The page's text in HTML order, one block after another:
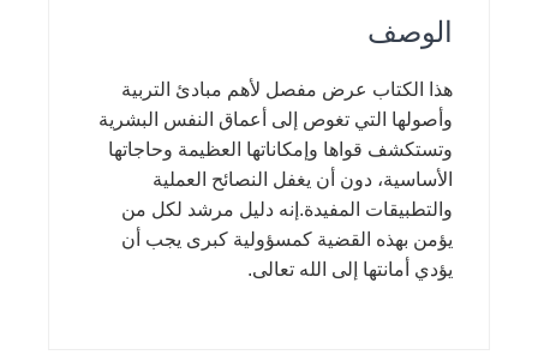
الوصف
هذا الكتاب عرض مفصل لأهم مبادئ التربية
وأصولها التي تغوص إلى أعماق النفس البشرية
وتستكشف قواها وإمكاناتها العظيمة وحاجاتها
الأساسية، دون أن يغفل النصائح العملية
والتطبيقات المفيدة.إنه دليل مرشد لكل من
يؤمن بهذه القضية كمسؤولية كبرى يجب أن
يؤدي أمانتها إلى الله تعالى.